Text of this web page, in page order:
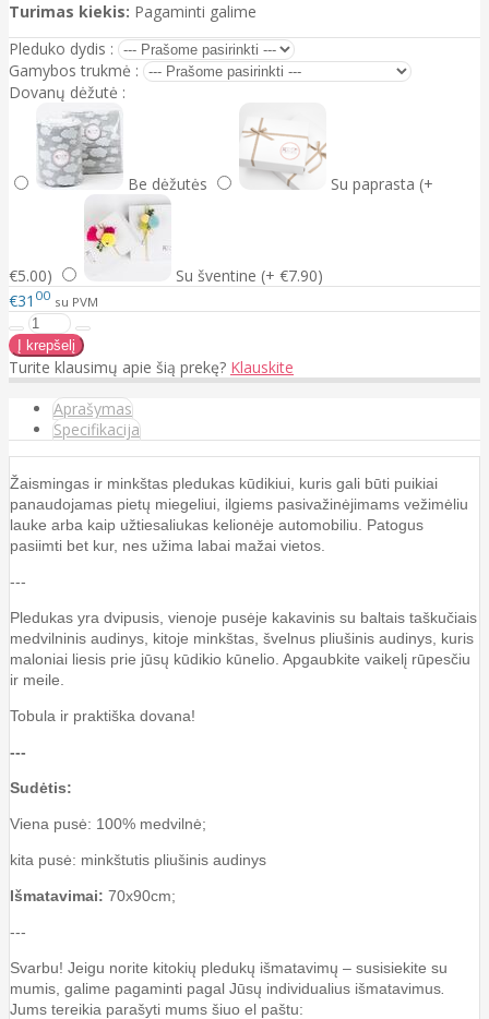
Turimas kiekis: Pagaminti galime
Pleduko dydis :
Gamybos trukmė :
Dovanų dėžutė :
Be dėžutės Su paprasta (+
€5.00)
Su šventine (+ €7.90)
€31 00 su PVM
Turite klausimų apie šią prekę? Klauskite
Aprašymas
Specifikacija
Žaismingas ir minkštas pledukas kūdikiui, kuris gali būti puikiai
panaudojamas pietų miegeliui, ilgiems pasivažinėjimams vežimėliu
lauke arba kaip užtiesaliukas kelionėje automobiliu. Patogus
pasiimti bet kur, nes užima labai mažai vietos.
---
Pledukas yra dvipusis, vienoje pusėje kakavinis su baltais taškučiais
medvilninis audinys, kitoje minkštas, švelnus pliušinis audinys, kuris
maloniai liesis prie jūsų kūdikio kūnelio. Apgaubkite vaikelį rūpesčiu
ir meile.
Tobula ir praktiška dovana!
---
Sudėtis:
Viena pusė: 100% medvilnė;
kita pusė: minkštutis pliušinis audinys
Išmatavimai: 70x90cm;
---
Svarbu! Jeigu norite kitokių pledukų išmatavimų – susisiekite su
mumis, galime pagaminti pagal Jūsų individualius išmatavimus
Jums tereikia parašyti mums šiuo el paštu: